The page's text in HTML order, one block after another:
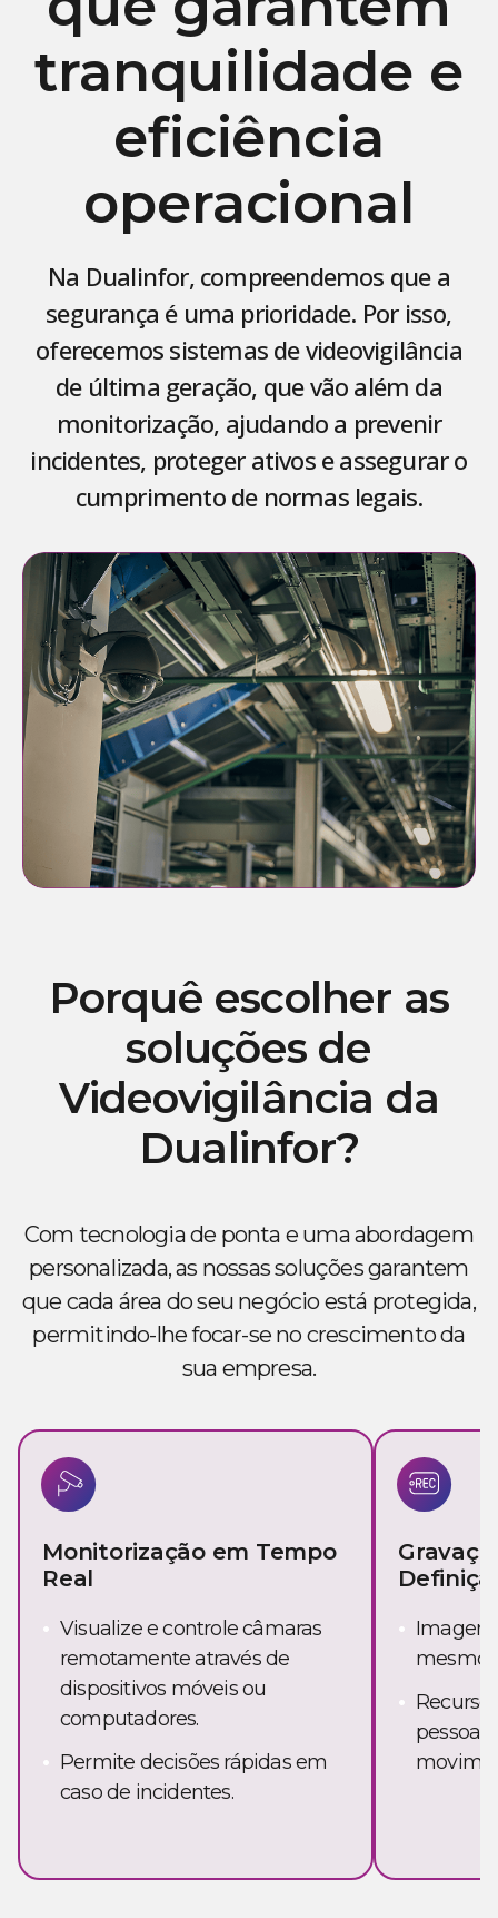
tranquilidade e
eficiência
operacional
Na Dualinfor, compreendemos que a
segurança é uma prioridade. Por isso,
oferecemos sistemas de videovigilância
de última geração, que vão além da
monitorização, ajudando a prevenir
incidentes, proteger ativos e assegurar o
cumprimento de normas legais.
Porquê escolher as
soluções de
Videovigilância da
Dualinfor?
Com tecnologia de ponta e uma abordagem
personalizada, as nossas soluções garantem
que cada área do seu negócio está protegida,
permitindo-lhe focar-se no crescimento da
sua empresa.
Monitorização em Tempo
Real
Visualize e controle câmaras
remotamente através de
dispositivos móveis ou
computadores.
Permite decisões rápidas em
caso de incidentes.
mesmo